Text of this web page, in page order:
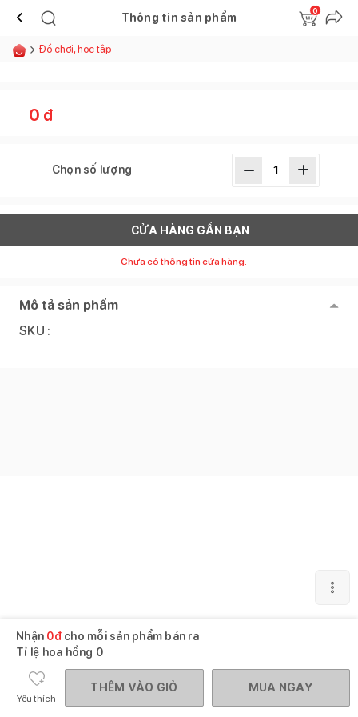
Thông tin sản phẩm
0
Đồ chơi, học tập
0 đ
Chọn số lượng
CỬA HÀNG GẦN BẠN
Chưa có thông tin cửa hàng.
Mô tả sản phẩm
SKU :
Nhận 0đcho mỗi sản phẩm bán ra
Tỉ lệ hoa hồng 0
Yêu thích
THÊM VÀO GIỎ MUA NGAY